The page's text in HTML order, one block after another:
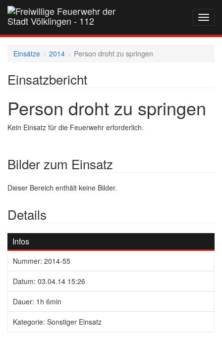
auf-
und
Einsätze 2014 Person droht zu springen
Einsatzbericht
Person droht zu springen
Kein Einsatz für die Feuerwehr erforderlich.
Bilder zum Einsatz
Dieser Bereich enthält keine Bilder.
Details
Infos
Nummer: 2014-55
Datum: 03.04.14 15:26
Dauer: 1h 6min
Kategorie: Sonstiger Einsatz